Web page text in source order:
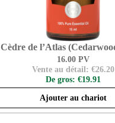
Cèdre de l’Atlas
16.00 PV
Vente au détail: €26.20
De gros: €19.91
Ajouter au chariot